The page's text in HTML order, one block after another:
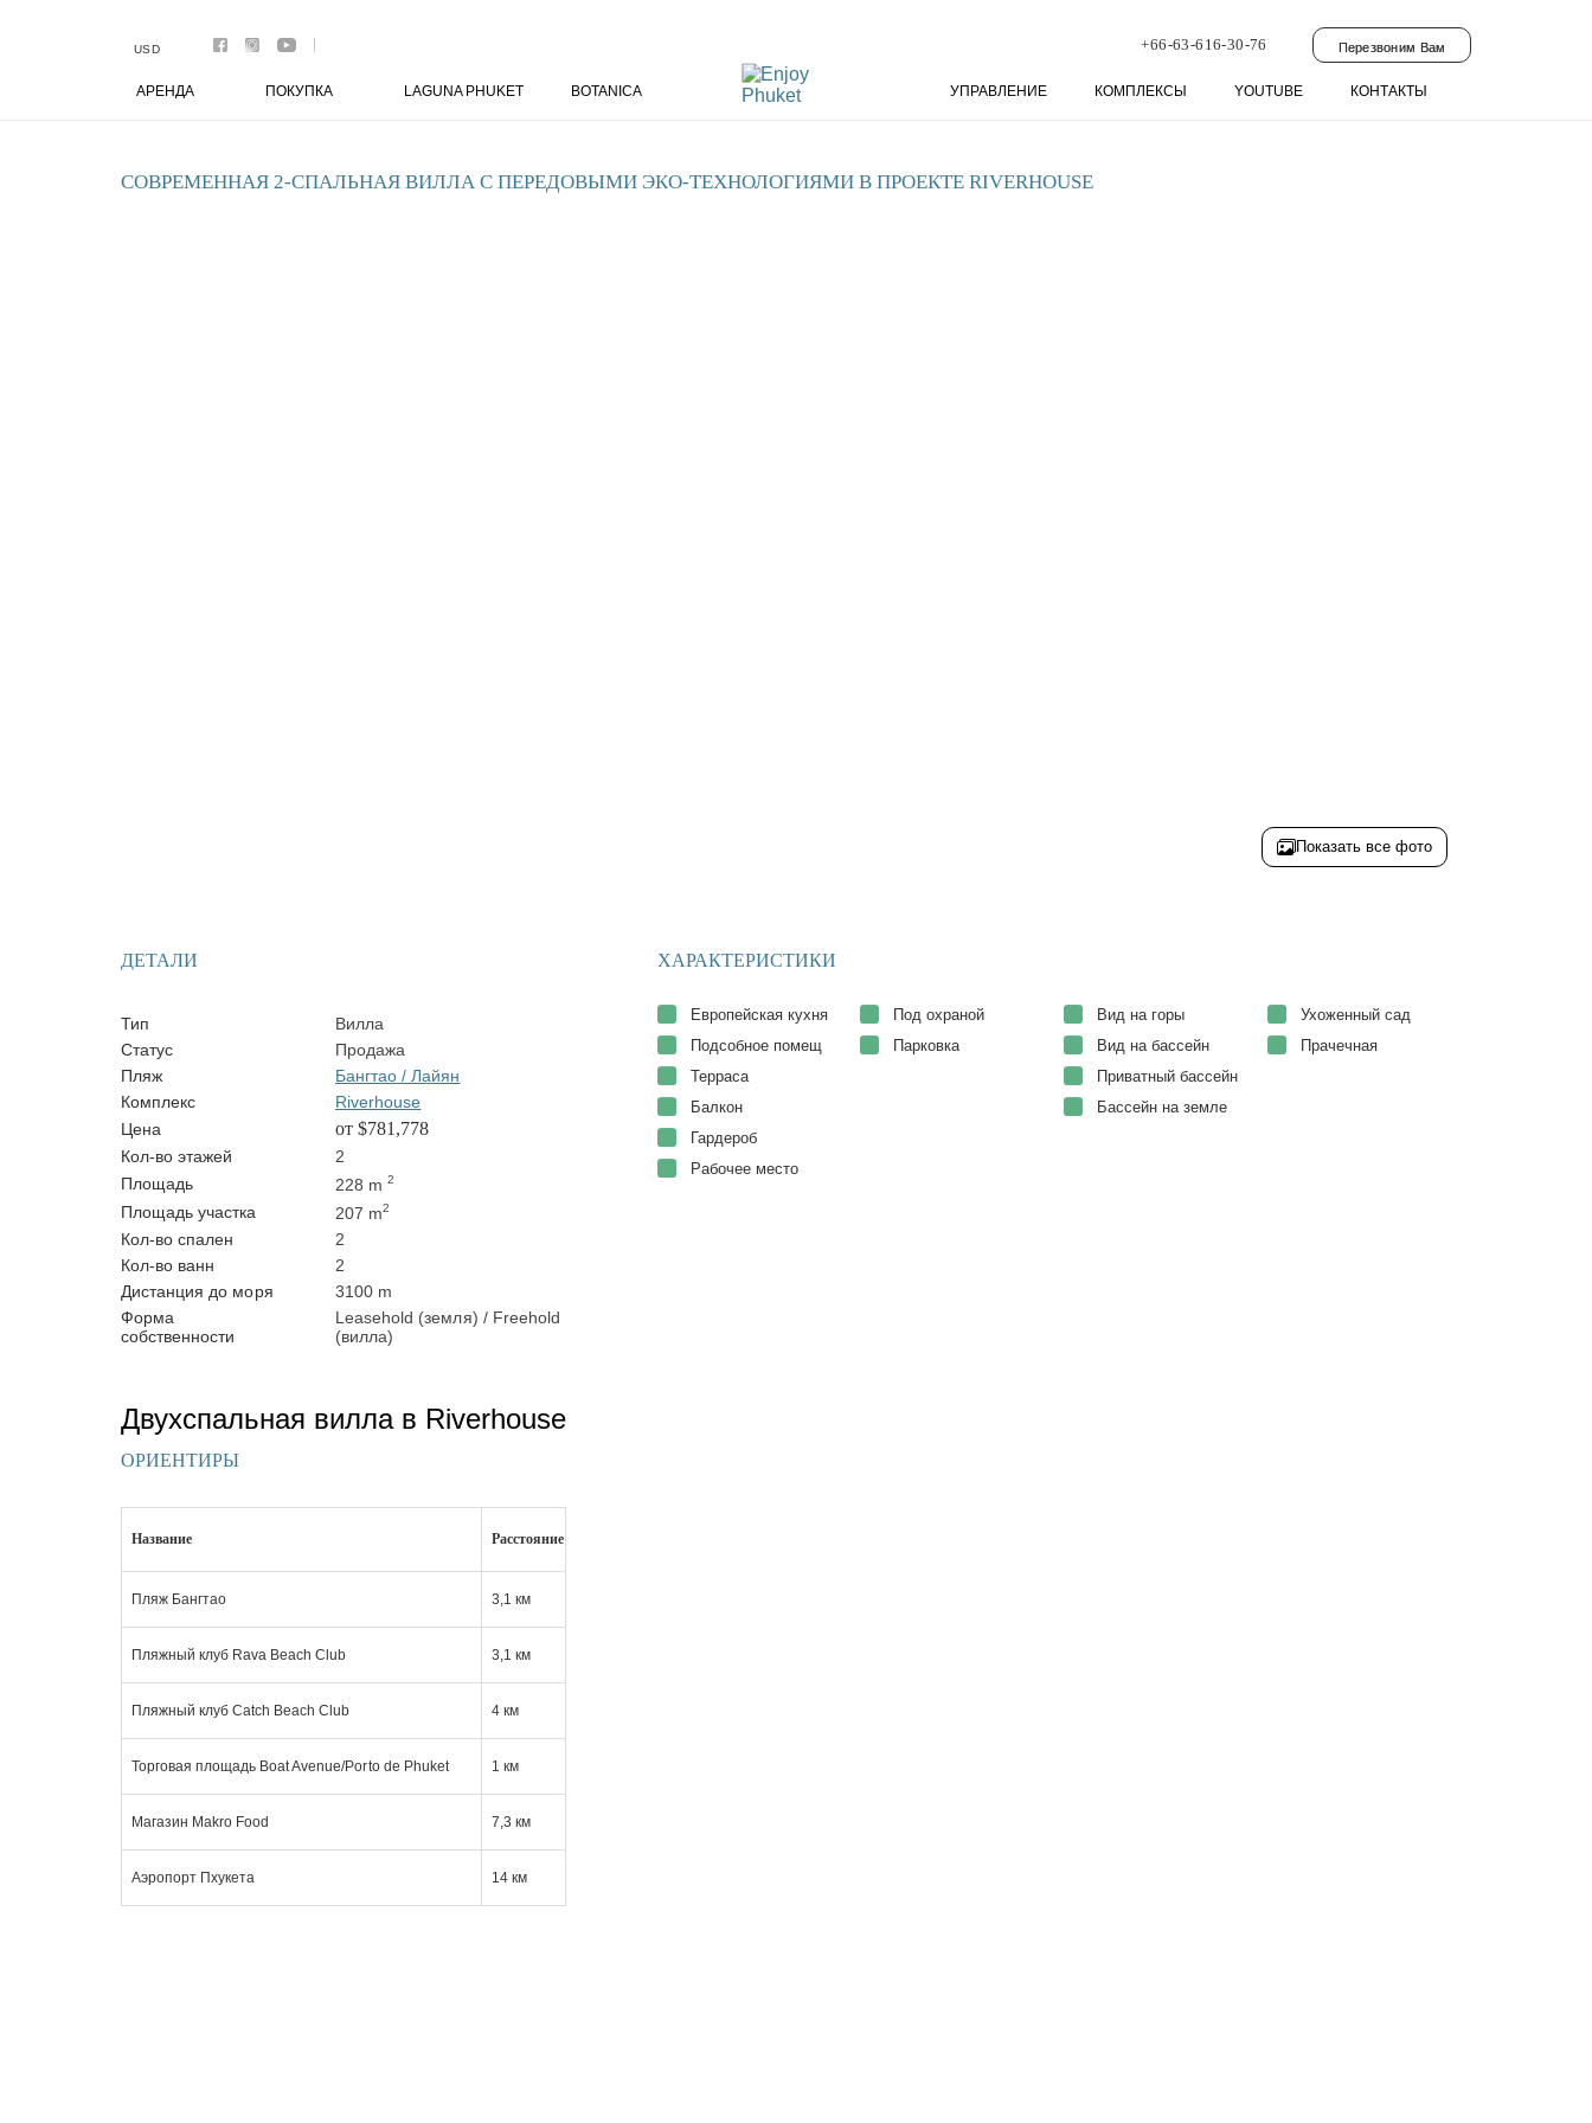
Botanica Luxury Villas Phuket
USD +66-63-616-30-76 Перезвоним Вам
АРЕНДА ПОКУПКА LAGUNA PHUKET BOTANICA УПРАВЛЕНИЕ КОМПЛЕКСЫ YOUTUBE КОНТАКТЫ
СОВРЕМЕННАЯ 2-СПАЛЬНАЯ ВИЛЛА С ПЕРЕДОВЫМИ ЭКО-ТЕХНОЛОГИЯМИ В ПРОЕКТЕ RIVERHOUSE
Показать все фото
ДЕТАЛИ
Тип
Вилла
Статус
Продажа
Пляж
Бангтао / Лайян
Комплекс
Riverhouse
Цена
от $781,778
Кол-во этажей
2
Площадь
228 m2
Площадь участка 207 m2
Кол-во спален
2
Кол-во ванн
2
Дистанция до моря
3100 m
Форма
собственности
Leasehold (земля) / Freehold
(вилла)
ХАРАКТЕРИСТИКИ
Европейская кухня
Подсобное помещ
Терраса
Балкон
Гардероб
Рабочее место
Под охраной
Парковка
Вид на горы
Вид на бассейн
Приватный бассейн
Бассейн на земле
Ухоженный сад
Прачечная
Двухспальная вилла в Riverhouse
ОРИЕНТИРЫ
Название Расстояние
Пляж Бангтао 3,1 км
Пляжный клуб Rava Beach Club 3,1 км
Пляжный клуб Catch Beach Club 4 км
Торговая площадь Boat Avenue/Porto de Phuket 1 км
Магазин Makro Food 7,3 км
Аэропорт Пхукета 14 км